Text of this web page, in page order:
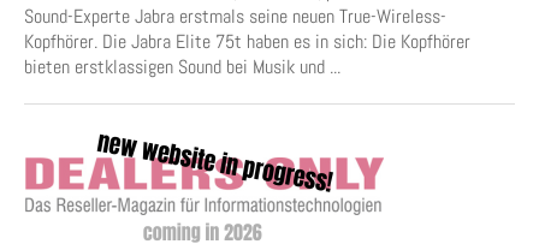
Sound-Experte Jabra erstmals seine neuen True-Wireless-
Kopfhörer. Die Jabra Elite 75t haben es in sich: Die Kopfhörer
bieten erstklassigen Sound bei Musik und ...